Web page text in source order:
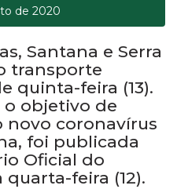
de 2020
Santana e Serra
transporte
quinta-feira (13).
objetivo de
novo coronavírus
foi publicada
Oficial do
quarta-feira (12).